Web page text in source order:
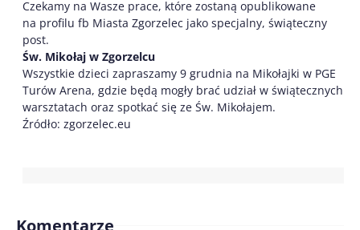
Czekamy na Wasze prace, które zostaną opublikowane
na profilu fb Miasta Zgorzelec jako specjalny, świąteczny
post.
Św. Mikołaj w Zgorzelcu
Wszystkie dzieci zapraszamy 9 grudnia na Mikołajki w PGE
Turów Arena, gdzie będą mogły brać udział w świątecznych
warsztatach oraz spotkać się ze Św. Mikołajem.
Źródło: zgorzelec.eu
Komentarze